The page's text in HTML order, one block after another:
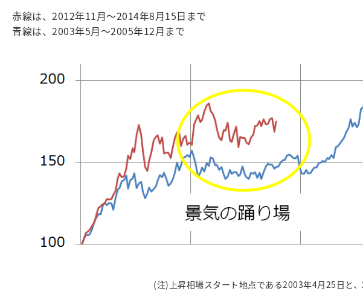
赤線は、2012年11月～2014年8月15日まで
青線は、2003年5月～2005年12月まで
(注)上昇相場スタート地点である2003年4月25日と